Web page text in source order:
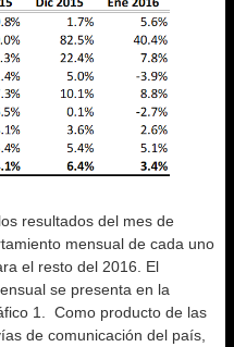
resultados del mes de
mensual de cada uno
el resto del 2016. El
se presenta en la
1. Como producto de las
de comunicación del país,